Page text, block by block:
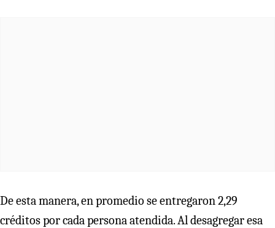
De esta manera, en promedio se entregaron 2,29
créditos por cada persona atendida. Al desagregar esa